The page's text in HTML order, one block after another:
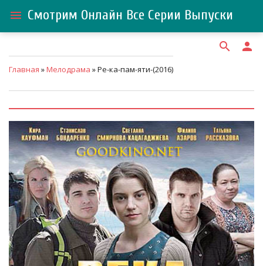
menu Смотрим Онлайн Все Серии Выпуски
search person
Главная »Мелодрама » Ре-ка-пам-яти-(2016)